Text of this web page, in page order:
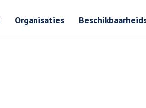
Organisaties